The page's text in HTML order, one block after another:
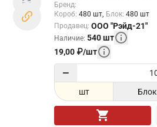
Бренд:
Короб: 480 шт Блок: 480 шт
Продавец: ООО "Рэйд-21"
Наличие: 540шт
19,00 ₽/шт
−
шт Блок